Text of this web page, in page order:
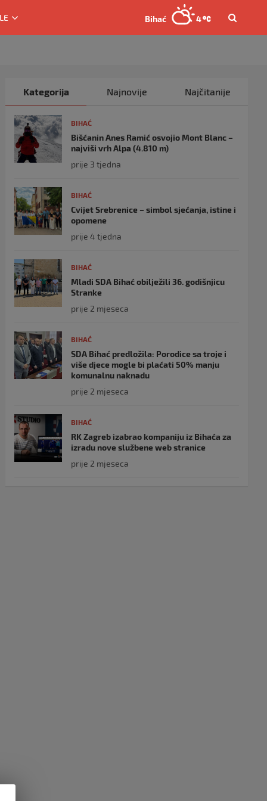
Bihać 4
Kategorija Najnovije Najčitanije
BIHAĆ
Bišćanin Anes Ramić osvojio Mont Blanc –
najviši vrh Alpa (4.810 m)
prije 3 tjedna
BIHAĆ
Cvijet Srebrenice – simbol sjećanja, istine i
opomene
prije 4 tjedna
BIHAĆ
Mladi SDA Bihać obilježili 36. godišnjicu
Stranke
prije 2 mjeseca
BIHAĆ
SDA Bihać predložila: Porodice sa troje i
više djece mogle bi plaćati 50% manju
komunalnu naknadu
prije 2 mjeseca
BIHAĆ
RK Zagreb izabrao kompaniju iz Bihaća za
izradu nove službene web stranice
prije 2 mjeseca